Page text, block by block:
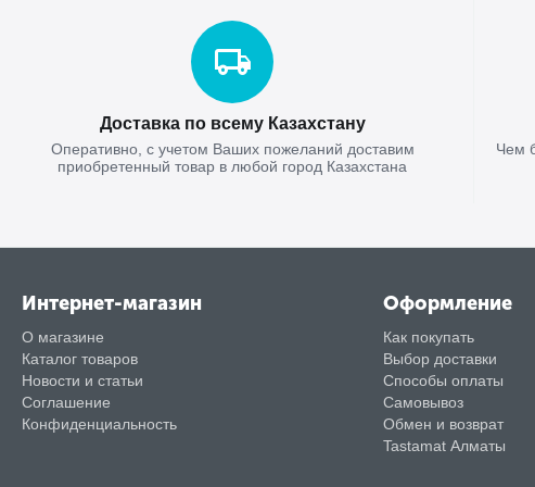
Доставка по всему Казахстану
Оперативно, с учетом Ваших пожеланий доставим
приобретенный товар в любой город Казахстана
Чем
Интернет-магазин
О магазине
Каталог товаров
Новости и статьи
Соглашение
Конфиденциальность
Оформление
Как покупать
Выбор доставки
Способы оплаты
Самовывоз
Обмен и возврат
Tastamat Алматы